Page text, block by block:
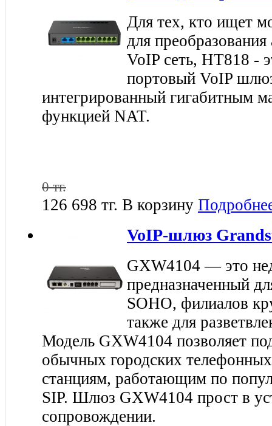
Для тех, кто ищет
для
VoIP сеть, HT818 -
портовый VoIP
интегрированный гигабитным
функцией NAT.
0 тг.
126 698 тг. В корзину
VoIP-шлюз
GXW4104 — это
предназначенный
SOHO, филиалов
также для
Модель GXW4104 позволяет
обычных городских
станциям, работающим по
SIP. Шлюз GXW4104 прост в
сопровождении.